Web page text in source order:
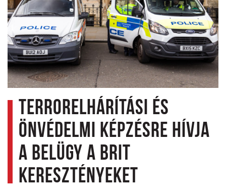
Terrorelhárítási és
önvédelmi képzésre hívja
a belügy a brit
keresztényeket